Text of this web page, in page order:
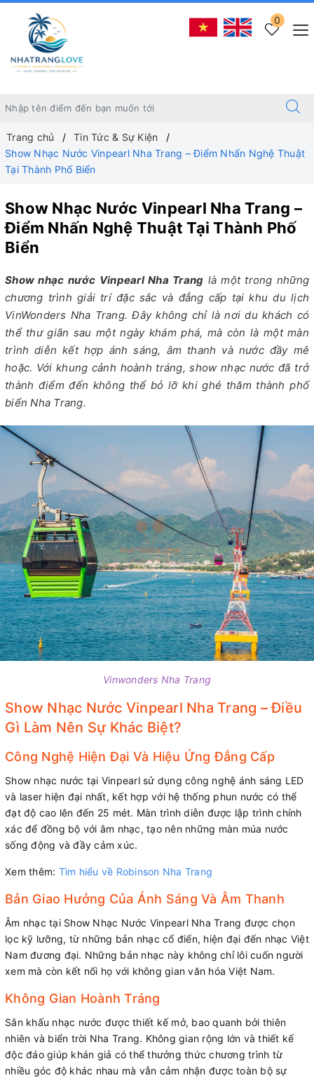
0
Trang chủ
Tin Tức & Sự Kiện
Show Nhạc Nước Vinpearl Nha Trang – Điểm Nhấn Nghệ Thuật
Tại Thành Phố Biển
Show Nhạc Nước Vinpearl Nha Trang –
Điểm Nhấn Nghệ Thuật Tại Thành Phố
Biển
Show nhạc nước Vinpearl Nha Trang là một trong những
chương trình giải trí đặc sắc và đẳng cấp tại khu du lịch
VinWonders Nha Trang. Đây không chỉ là nơi du khách có
thể thư giãn sau một ngày khám phá, mà còn là một màn
trình diễn kết hợp ánh sáng, âm thanh và nước đầy mê
hoặc. Với khung cảnh hoành tráng, show nhạc nước đã trở
thành điểm đến không thể bỏ lỡ khi ghé thăm thành phố
biển Nha Trang.
Vinwonders Nha Trang
Show Nhạc Nước Vinpearl Nha Trang – Điều
Gì Làm Nên Sự Khác Biệt?
Công Nghệ Hiện Đại Và Hiệu Ứng Đẳng Cấp
Show nhạc nước tại Vinpearl sử dụng công nghệ ánh sáng LED
và laser hiện đại nhất, kết hợp với hệ thống phun nước có thể
đạt độ cao lên đến 25 mét. Màn trình diễn được lập trình chính
xác để đồng bộ với âm nhạc, tạo nên những màn múa nước
sống động và đầy cảm xúc.
Xem thêm: Tìm hiểu về Robinson Nha Trang
Bản Giao Hưởng Của Ánh Sáng Và Âm Thanh
Âm nhạc tại Show Nhạc Nước Vinpearl Nha Trang được chọn
lọc kỹ lưỡng, từ những bản nhạc cổ điển, hiện đại đến nhạc Việt
Nam đương đại. Những bản nhạc này không chỉ lôi cuốn người
xem mà còn kết nối họ với không gian văn hóa Việt Nam.
Không Gian Hoành Tráng
Sân khấu nhạc nước được thiết kế mở, bao quanh bởi thiên
nhiên và biển trời Nha Trang. Không gian rộng lớn và thiết kế
độc đáo giúp khán giả có thể thưởng thức chương trình từ
nhiều góc độ khác nhau mà vẫn cảm nhận được toàn bộ sự